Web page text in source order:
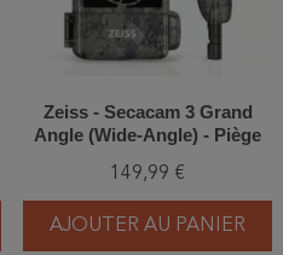
Zeiss - Secacam 3 Grand
Angle (Wide-Angle) - Piège
149,99 €
AJOUTER AU PANIER